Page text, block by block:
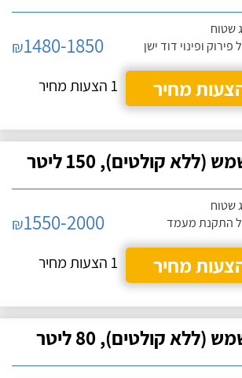
שטוח
ופינוי דוד ישן
₪1480-1850
מחיר
1 הצעות מחיר
קולטים), 150 ליטר
שטוח
התקנת מעמד
₪1550-2000
מחיר
1 הצעות מחיר
קולטים), 80 ליטר